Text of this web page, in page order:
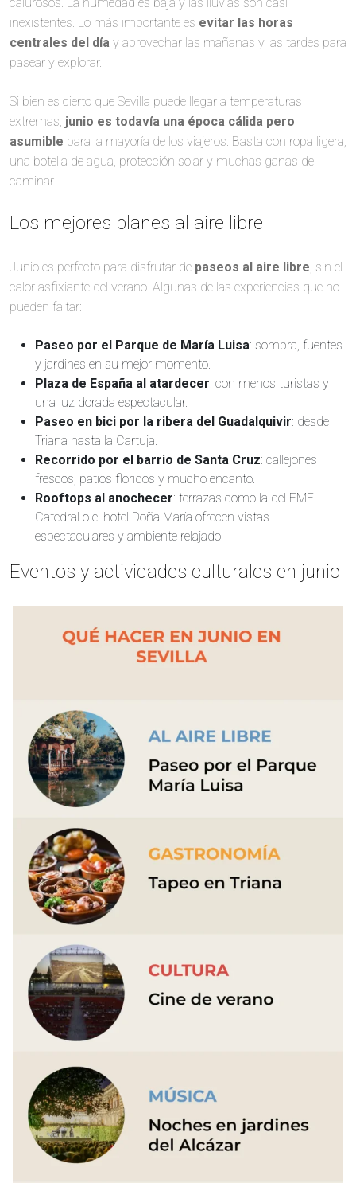
inexistentes. Lo más importante es evitar las horas
centrales del día y aprovechar las mañanas y las tardes para
pasear y explorar.
Si bien es cierto que Sevilla puede llegar a temperaturas
extremas, junio es todavía una época cálida pero
asumible para la mayoría de los viajeros. Basta con ropa ligera,
una botella de agua, protección solar y muchas ganas de
caminar.
Los mejores planes al aire libre
Junio es perfecto para disfrutar de paseos al aire libre , sin el
calor asfixiante del verano. Algunas de las experiencias que no
pueden faltar:
Paseo por el Parque de María Luisa: sombra, fuentes
y jardines en su mejor momento.
Plaza de España al atardecer: con menos turistas y
una luz dorada espectacular.
Paseo en bici por la ribera del Guadalquivir: desde
Triana hasta la Cartuja.
Recorrido por el barrio de Santa Cruz: callejones
frescos, patios floridos y mucho encanto.
Rooftops al anochecer: terrazas como la del EME
Catedral o el hotel Doña María ofrecen vistas
espectaculares y ambiente relajado.
Eventos y actividades culturales en junio